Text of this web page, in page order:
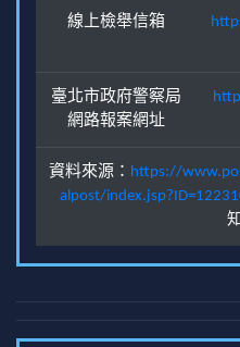
線上檢舉信箱
臺北市政府警察局
網路報案網址
資料來源： https://
alpost/